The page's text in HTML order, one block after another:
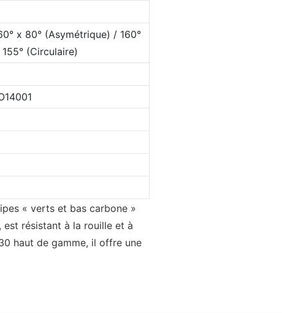
x 80° (Asymétrique) / 160°
(Circulaire)
« verts et bas carbone »
est résistant à la rouille et à
haut de gamme, il offre une